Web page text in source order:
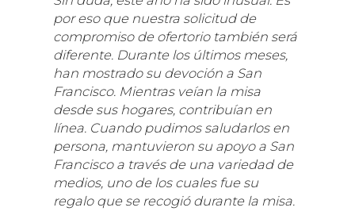
por eso que nuestra solicitud de
compromiso de ofertorio también será
diferente. Durante los últimos meses,
han mostrado su devoción a San
Francisco. Mientras veían la misa
desde sus hogares, contribuían en
línea. Cuando pudimos saludarlos en
persona, mantuvieron su apoyo a San
Francisco a través de una variedad de
medios, uno de los cuales fue su
regalo que se recogió durante la misa.